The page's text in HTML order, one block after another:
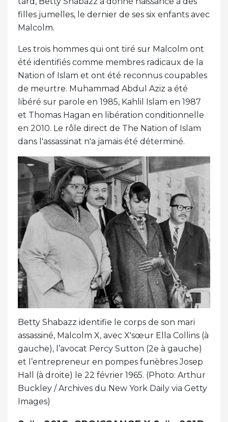
filles jumelles, le dernier de ses six enfants avec
Malcolm.
Les trois hommes qui ont tiré sur Malcolm ont
été identifiés comme membres radicaux de la
Nation of Islam et ont été reconnus coupables
de meurtre. Muhammad Abdul Aziz a été
libéré sur parole en 1985, Kahlil Islam en 1987
et Thomas Hagan en libération conditionnelle
en 2010. Le rôle direct de The Nation of Islam
dans l'assassinat n'a jamais été déterminé.
Betty Shabazz identifie le corps de son mari
assassiné, Malcolm X, avec X'sœur Ella Collins (à
gauche), l’avocat Percy Sutton (2e à gauche)
et l’entrepreneur en pompes funèbres Josep
Hall (à droite) le 22 février 1965. (Photo: Arthur
Buckley / Archives du New York Daily via Getty
Images)